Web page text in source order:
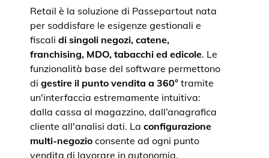
Retail è la soluzione di Passepartout nata
per soddisfare le esigenze gestionali e
fiscali di singoli negozi, catene,
franchising, MDO, tabacchi ed edicole. Le
funzionalità base del software permettono
di gestire il punto vendita a 360° tramite
un'interfaccia estremamente intuitiva:
dalla cassa al magazzino, dall’anagrafica
cliente all'analisi dati. La configurazione
multi-negozio consente ad ogni punto
vendita di lavorare in autonomia,